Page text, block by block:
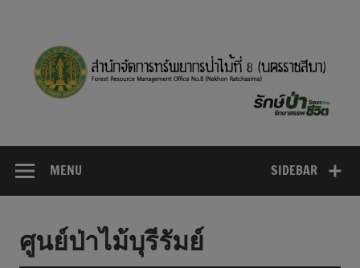
SIDEBAR
MENU
ศูนย์ป่าไม้บุรีรัมย์